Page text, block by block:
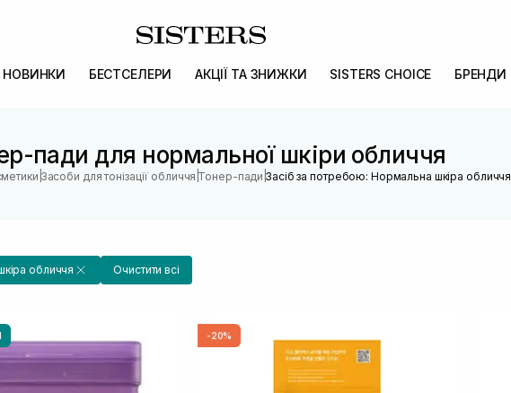
НОВИНКИ БЕСТСЕЛЕРИ АКЦІЇ ТА ЗНИЖКИ SISTERS CHOICE БРЕНДИ
пади для нормальної шкіри обличчя
|Засоби для тонізації обличчя |Тонер-пади |Засіб за потребою: Нормальна шкіра обличчя
обличчя Очистити всі
-20%